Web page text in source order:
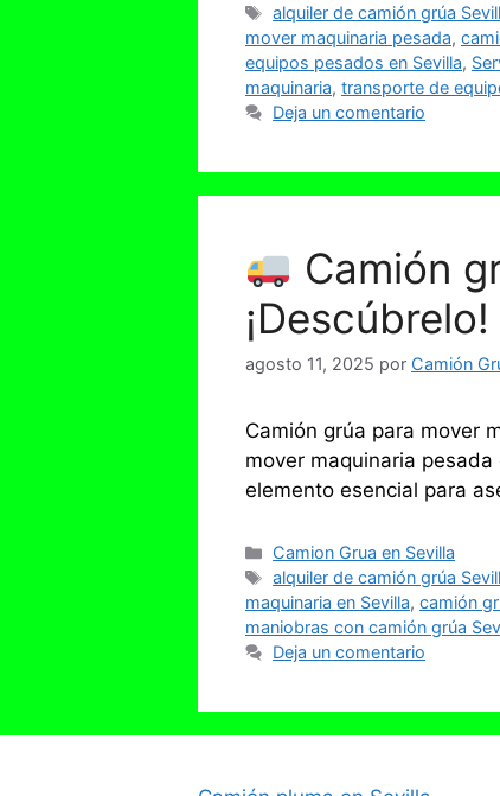
Etiquetas
alquiler de camión grúa
mover maquinaria pesada,
equipos pesados en Sevilla,
maquinaria, transporte de
Deja un comentario
Camión
¡Descúbrelo!
agosto 11, 2025 por Camión
Camión grúa para mover
mover maquinaria
elemento esencial para
Categorías
Camion Grua en Sevilla
Etiquetas
alquiler de camión grúa
maquinaria en Sevilla, camión
maniobras con camión grúa
Deja un comentario